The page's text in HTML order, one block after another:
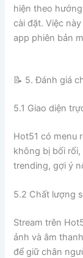
hiện theo
cài đặt. Việc
app phiên bản
📝 5. Đánh giá
5.1 Giao diện
Hot51 có menu
không bị bối
trending, gợi ý
5.2 Chất lượng
Stream trên
ảnh và âm
để giữ chân